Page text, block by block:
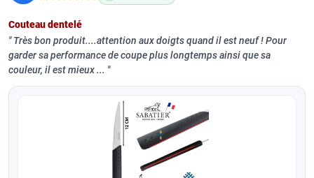
Couteau dentelé
Très bon produit....attention aux doigts quand il est neuf ! Pour
garder sa performance de coupe plus longtemps ainsi que sa
couleur, il est mieux ...